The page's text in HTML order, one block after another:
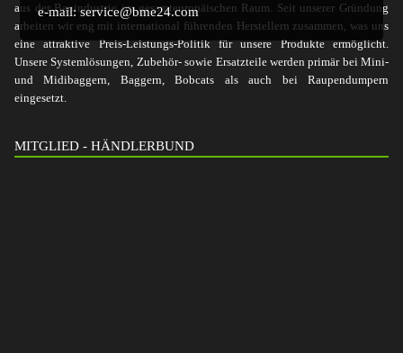
e-mail: service@bme24.com
aus der Bauindustrie im gesamteuropäischen Raum. Seit unserer Gründung
arbeiten wir eng mit international führenden Herstellern zusammen, was uns
eine attraktive Preis-Leistungs-Politik für unsere Produkte ermöglicht.
Unsere Systemlösungen, Zubehör- sowie Ersatzteile werden primär bei Mini-
und Midibaggern, Baggern, Bobcats als auch bei Raupendumpern
eingesetzt.
MITGLIED - HÄNDLERBUND